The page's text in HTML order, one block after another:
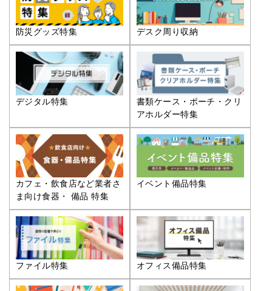
防災グッズ特集 デスク周り収納
デジタル特集
書類ケース・ポーチ・クリ
アホルダー特集
カフェ・飲食店など業者さ
ま向け食器・ 備品 特集
イベント備品特集
ファイル特集 オフィス備品特集